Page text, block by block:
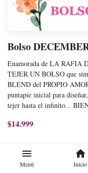
menu
Menú
home
Inicio
Bolso
Enamorada de LA RAFIA
TEJER UN BOLSO que
BLEND del PROPIO
puntapíe inicial para
tejer hasta el infinito...
$14.999